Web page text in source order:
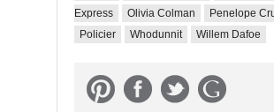
Express
Olivia Colman
Penelope
Policier
Whodunnit Willem Dafoe